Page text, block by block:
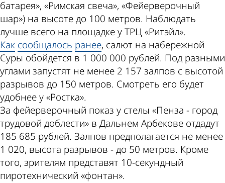
батарея», «Римская свеча», «Фейерверочный
шар») на высоте до 100 метров. Наблюдать
лучше всего на площадке у ТРЦ «Ритэйл».
Как сообщалось ранее, салют на набережной
Суры обойдется в 1 000 000 рублей. Под разными
углами запустят не менее 2 157 залпов с высотой
разрывов до 150 метров. Смотреть его будет
удобнее у «Ростка».
За фейерверочный показ у стелы «Пенза - город
трудовой доблести» в Дальнем Арбекове отдадут
185 685 рублей. Залпов предполагается не менее
1 020, высота разрывов - до 50 метров. Кроме
того, зрителям представят 10-секундный
пиротехнический «фонтан».